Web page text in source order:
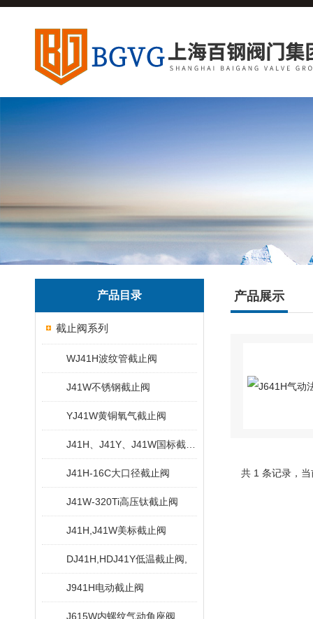
产品目录
截止阀系列
WJ41H波纹管截止阀
J41W不锈钢截止阀
YJ41W黄铜氧气截止阀
J41H-16C大口径截止阀
J41W-320Ti高压钛截止阀
J41H,J41W美标截止阀
DJ41H,HDJ41Y低温截止阀,
J941H电动截止阀
J615W内螺纹气动角座阀
产品展示
共 1 条记录，